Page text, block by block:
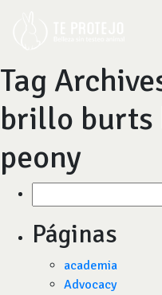
Tag
brillo burts
peony
por:
Páginas
academia
Advocacy